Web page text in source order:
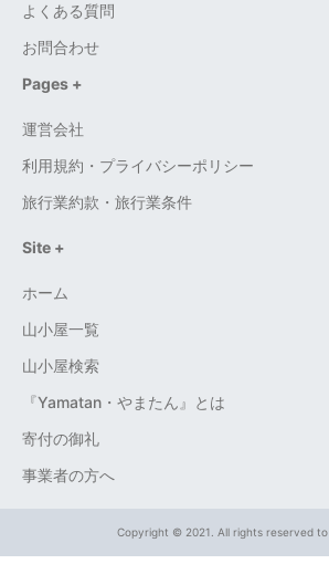
Site +
ホーム
山小屋一覧
山小屋検索
『Yamatan・やまたん』とは
寄付の御礼
事業者の方へ
よくある質問
お問合わせ
Pages +
運営会社
利用規約・プライバシーポリシー
旅行業約款・旅行業条件
Copyright © 2021. All rights reserved to